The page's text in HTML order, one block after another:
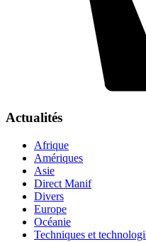
Actualités
Afrique
Amériques
Asie
Direct Manif
Divers
Europe
Océanie
Techniques et